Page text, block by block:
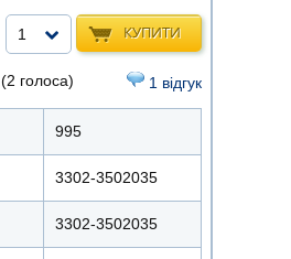
КУПИТИ
1
(2 голоса) 1 відгук
995
3302-3502035
3302-3502035